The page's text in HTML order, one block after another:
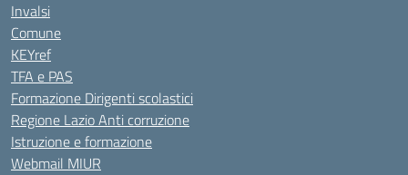
Invalsi
Comune
KEYref
TFA e PAS
Formazione Dirigenti scolastici
Regione Lazio Anti corruzione
Istruzione e formazione
Webmail MIUR